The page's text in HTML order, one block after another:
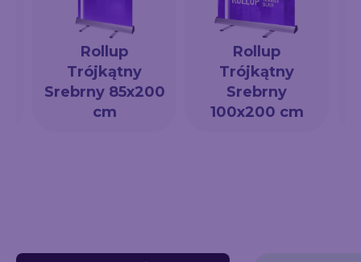
Rollup
Trójkątny
Srebrny 85x200
cm
Rollup
Trójkątny
Srebrny
100x200 cm